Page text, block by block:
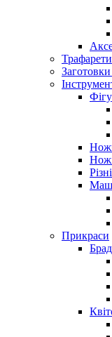
Трафарети
Прикраси